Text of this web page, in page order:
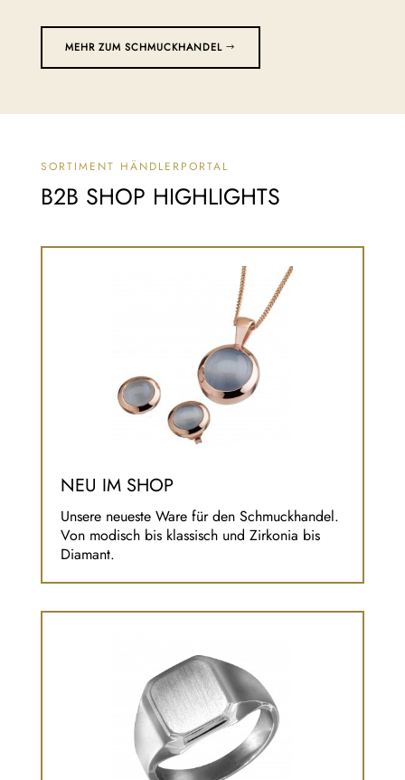
MEHR ZUM SCHMUCKHANDEL
SORTIMENT HÄNDLERPORTAL
B2B SHOP HIGHLIGHTS
NEU IM SHOP
Unsere neueste Ware für den Schmuckhandel.
Von modisch bis klassisch und Zirkonia bis
Diamant.